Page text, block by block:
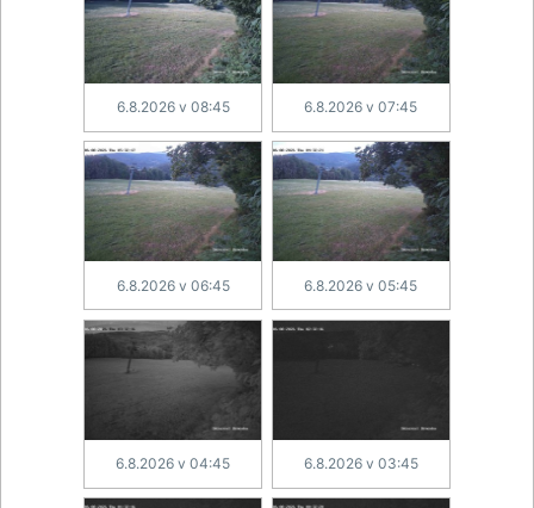
6.8.2026 v 08:45 6.8.2026 v 07:45
6.8.2026 v 06:45 6.8.2026 v 05:45
6.8.2026 v 04:45 6.8.2026 v 03:45